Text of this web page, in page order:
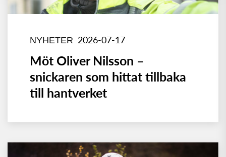
NYHETER 2026-07-17
Möt Oliver Nilsson –
snickaren som hittat tillbaka
till hantverket